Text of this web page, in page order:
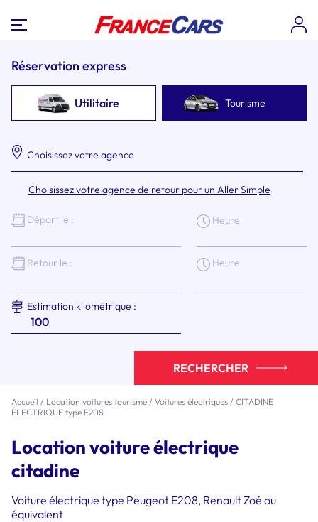
Réservation express
Utilitaire Tourisme
Choisissez votre agence
Choisissez votre agence de retour pour un Aller Simple
Départ le : Heure
Retour le : Heure
Estimation kilométrique :
RECHERCHER
Accueil / Location voitures tourisme / Voitures électriques / CITADINE
ÉLECTRIQUE type E208
Location voiture électrique
citadine
Voiture électrique type Peugeot E208, Renault Zoé ou
équivalent